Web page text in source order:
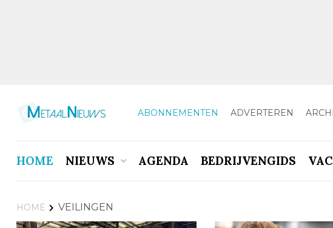
ABONNEMENTEN ADVERTEREN
HOME NIEUWS AGENDA BEDRIJVENGIDS
HOME VEILINGEN